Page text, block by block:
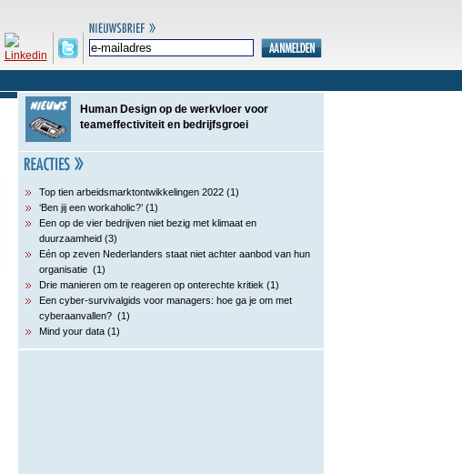
Human Design op de werkvloer voor
teameffectiviteit en bedrijfsgroei
Top tien arbeidsmarktontwikkelingen 2022 (1)
‘Ben jij een workaholic?’ (1)
Een op de vier bedrijven niet bezig met klimaat en
duurzaamheid (3)
Eén op zeven Nederlanders staat niet achter aanbod van hun
organisatie (1)
Drie manieren om te reageren op onterechte kritiek (1)
Een cyber-survivalgids voor managers: hoe ga je om met
cyberaanvallen? (1)
Mind your data (1)